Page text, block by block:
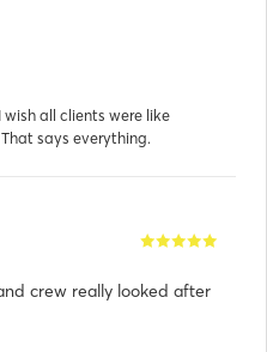
crew really looked after